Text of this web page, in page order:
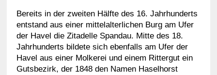
Bereits in der zweiten Hälfte des 16. Jahrhunderts
entstand aus einer mittelalterlichen Burg am Ufer
der Havel die Zitadelle Spandau. Mitte des 18.
Jahrhunderts bildete sich ebenfalls am Ufer der
Havel aus einer Molkerei und einem Rittergut ein
Gutsbezirk, der 1848 den Namen Haselhorst